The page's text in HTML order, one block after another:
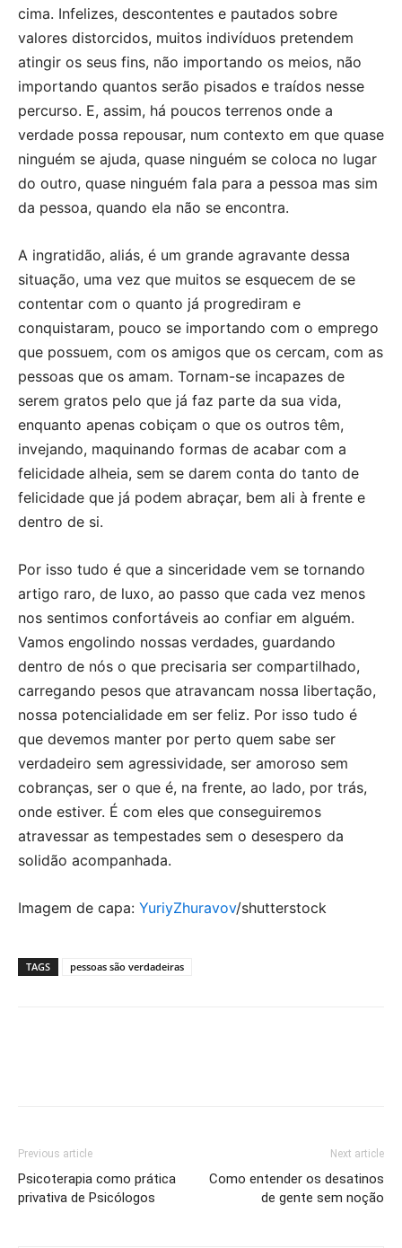
cima. Infelizes, descontentes e pautados sobre
valores distorcidos, muitos indivíduos pretendem
atingir os seus fins, não importando os meios, não
importando quantos serão pisados e traídos nesse
percurso. E, assim, há poucos terrenos onde a
verdade possa repousar, num contexto em que quase
ninguém se ajuda, quase ninguém se coloca no lugar
do outro, quase ninguém fala para a pessoa mas sim
da pessoa, quando ela não se encontra.
A ingratidão, aliás, é um grande agravante dessa
situação, uma vez que muitos se esquecem de se
contentar com o quanto já progrediram e
conquistaram, pouco se importando com o emprego
que possuem, com os amigos que os cercam, com as
pessoas que os amam. Tornam-se incapazes de
serem gratos pelo que já faz parte da sua vida,
enquanto apenas cobiçam o que os outros têm,
invejando, maquinando formas de acabar com a
felicidade alheia, sem se darem conta do tanto de
felicidade que já podem abraçar, bem ali à frente e
dentro de si.
Por isso tudo é que a sinceridade vem se tornando
artigo raro, de luxo, ao passo que cada vez menos
nos sentimos confortáveis ao confiar em alguém.
Vamos engolindo nossas verdades, guardando
dentro de nós o que precisaria ser compartilhado,
carregando pesos que atravancam nossa libertação,
nossa potencialidade em ser feliz. Por isso tudo é
que devemos manter por perto quem sabe ser
verdadeiro sem agressividade, ser amoroso sem
cobranças, ser o que é, na frente, ao lado, por trás,
onde estiver. É com eles que conseguiremos
atravessar as tempestades sem o desespero da
solidão acompanhada.
Imagem de capa: YuriyZhuravov/shutterstock
TAGS pessoas são verdadeiras
Previous article
Psicoterapia como prática
privativa de Psicólogos
Next article
Como entender os desatinos
de gente sem noção